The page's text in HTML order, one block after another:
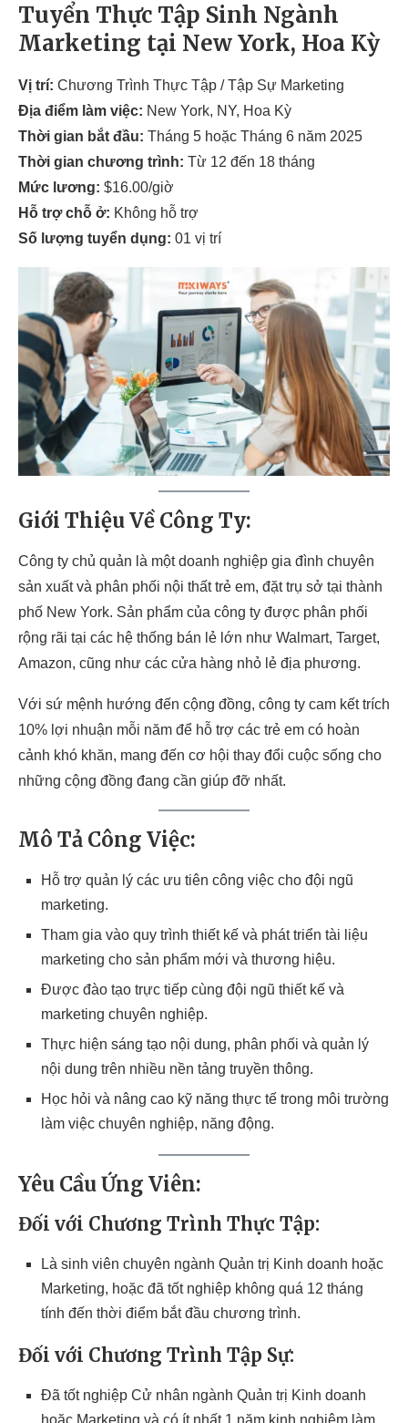
Tuyển Thực Tập Sinh Ngành
Marketing tại New York, Hoa Kỳ
Vị trí: Chương Trình Thực Tập / Tập Sự Marketing
Địa điểm làm việc: New York, NY, Hoa Kỳ
Thời gian bắt đầu: Tháng 5 hoặc Tháng 6 năm 2025
Thời gian chương trình: Từ 12 đến 18 tháng
Mức lương: $16.00/giờ
Hỗ trợ chỗ ở: Không hỗ trợ
Số lượng tuyển dụng: 01 vị trí
Giới Thiệu Về Công Ty:
Công ty chủ quản là một doanh nghiệp gia đình chuyên
sản xuất và phân phối nội thất trẻ em, đặt trụ sở tại thành
phố New York. Sản phẩm của công ty được phân phối
rộng rãi tại các hệ thống bán lẻ lớn như Walmart, Target,
Amazon, cũng như các cửa hàng nhỏ lẻ địa phương.
Với sứ mệnh hướng đến cộng đồng, công ty cam kết trích
10% lợi nhuận mỗi năm để hỗ trợ các trẻ em có hoàn
cảnh khó khăn, mang đến cơ hội thay đổi cuộc sống cho
những cộng đồng đang cần giúp đỡ nhất.
Mô Tả Công Việc:
Hỗ trợ quản lý các ưu tiên công việc cho đội ngũ
marketing.
Tham gia vào quy trình thiết kế và phát triển tài liệu
marketing cho sản phẩm mới và thương hiệu.
Được đào tạo trực tiếp cùng đội ngũ thiết kế và
marketing chuyên nghiệp.
Thực hiện sáng tạo nội dung, phân phối và quản lý
nội dung trên nhiều nền tảng truyền thông.
Học hỏi và nâng cao kỹ năng thực tế trong môi trường
làm việc chuyên nghiệp, năng động.
Yêu Cầu Ứng Viên:
Đối với Chương Trình Thực Tập:
Là sinh viên chuyên ngành Quản trị Kinh doanh hoặc
Marketing, hoặc đã tốt nghiệp không quá 12 tháng
tính đến thời điểm bắt đầu chương trình.
Đối với Chương Trình Tập Sự:
Đã tốt nghiệp Cử nhân ngành Quản trị Kinh doanh